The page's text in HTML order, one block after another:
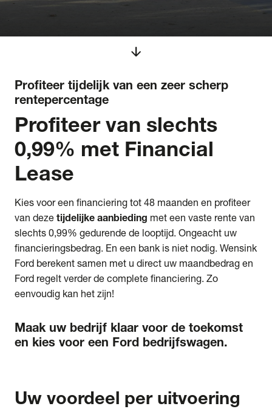
arrow_downward
Profiteer tijdelijk van een zeer scherp
rentepercentage
Profiteer van slechts
0,99% met Financial
Lease
Kies voor een financiering tot 48 maanden en profiteer
van deze tijdelijke aanbieding met een vaste rente van
slechts 0,99% gedurende de looptijd. Ongeacht uw
financieringsbedrag. En een bank is niet nodig. Wensink
Ford berekent samen met u direct uw maandbedrag en
Ford regelt verder de complete financiering. Zo
eenvoudig kan het zijn!
Maak uw bedrijf klaar voor de toekomst
en kies voor een Ford bedrijfswagen.
Uw voordeel per uitvoering